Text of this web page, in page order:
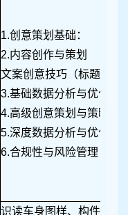
1.创意策划基础：
2.内容创作与策划
文案创意技巧（标题、正
3.基础数据分析与优化
4.高级创意策划与策略
5.深度数据分析与优化
6.合规性与风险管理
识读车身图样、构件展开